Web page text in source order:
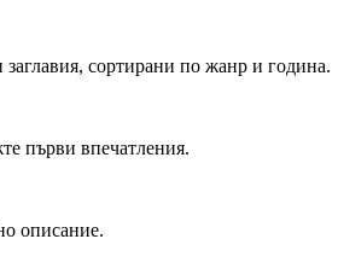
сортирани по жанр и година.
първи впечатления.
описание.